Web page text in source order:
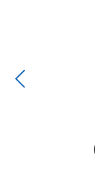
Edellinen